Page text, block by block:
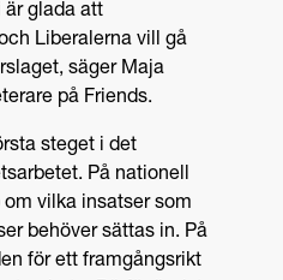
är glada att
Liberalerna vill gå
säger Maja
på Friends.
steget i det
På nationell
vilka insatser som
behöver sättas in. På
för ett framgångsrikt